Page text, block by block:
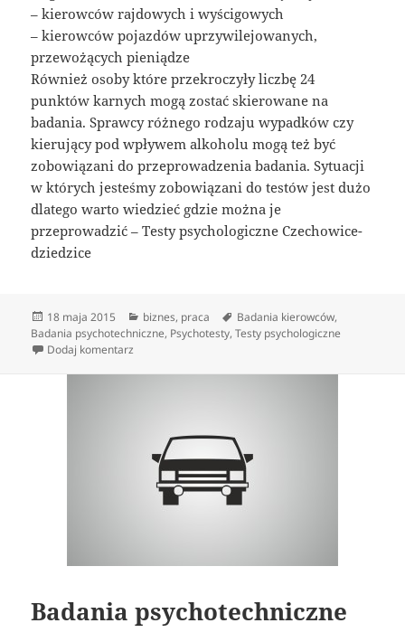
– kierowców rajdowych i wyścigowych
– kierowców pojazdów uprzywilejowanych,
przewożących pieniądze
Również osoby które przekroczyły liczbę 24
punktów karnych mogą zostać skierowane na
badania. Sprawcy różnego rodzaju wypadków czy
kierujący pod wpływem alkoholu mogą też być
zobowiązani do przeprowadzenia badania. Sytuacji
w których jesteśmy zobowiązani do testów jest dużo
dlatego warto wiedzieć gdzie można je
przeprowadzić – Testy psychologiczne Czechowice-
dziedzice
Data
publikacji
18 maja 2015 Kategorie
biznes, praca Tagi
Badania kierowców,
Badania psychotechniczne, Psychotesty,Testy psychologiczne
Dodaj komentarz
Badania psychotechniczne